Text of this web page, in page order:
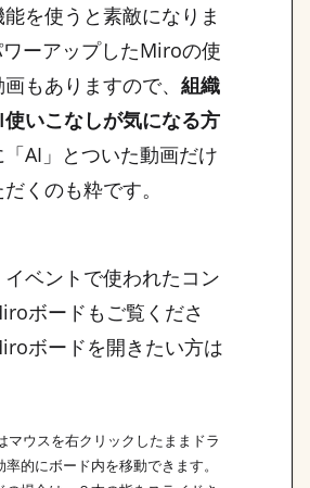
を使うと素敵になりま
ーアップしたMiroの使
もありますので、 組織
いこなしが気になる方
AI」とついた動画だけ
くのも粋です。
ベントで使われたコン
ボードもご覧くださ
ボードを開きたい方は
ウスを右クリックしたままドラ
的にボード内を移動できます。